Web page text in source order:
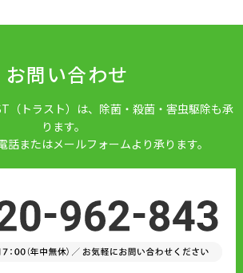
お問い合わせ
（トラスト）は、除菌・殺菌・害虫駆除も承
ります。
話またはメールフォームより承ります。